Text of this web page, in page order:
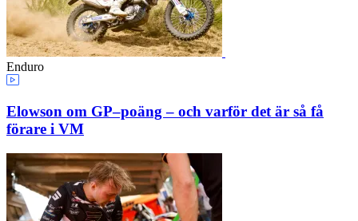
Enduro
Elowson om GP–poäng – och varför det är så få
förare i VM